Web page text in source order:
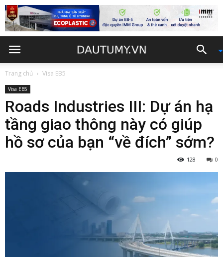
Trang chủ Visa EB5
Visa EB5
Roads Industries III: Dự án hạ
tầng giao thông này có giúp
hồ sơ của bạn “về đích” sớm?
0
128